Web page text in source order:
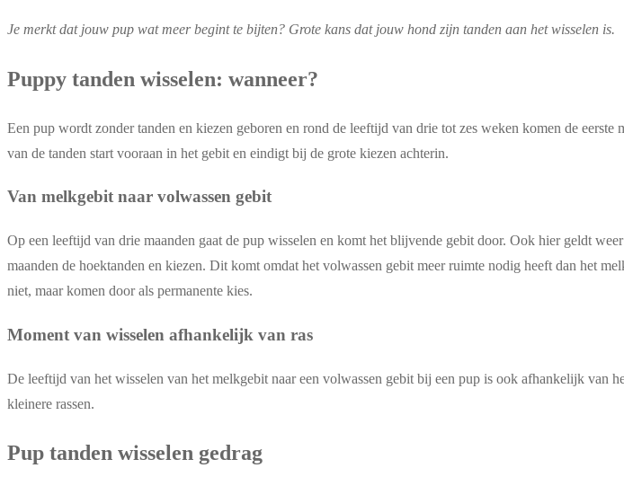
Je merkt dat jouw pup wat meer begint te bijten? Grote kans dat jouw hond zijn tanden aan het wisselen is.
Puppy tanden wisselen: wanneer?
Een pup wordt zonder tanden en kiezen geboren en rond de leeftijd van drie tot zes weken komen de
van de tanden start vooraan in het gebit en eindigt bij de grote kiezen achterin.
Van melkgebit naar volwassen gebit
Op een leeftijd van drie maanden gaat de pup wisselen en komt het blijvende gebit door. Ook hier geldt
maanden de hoektanden en kiezen. Dit komt omdat het volwassen gebit meer ruimte nodig heeft dan het
niet, maar komen door als permanente kies.
Moment van wisselen afhankelijk van ras
De leeftijd van het wisselen van het melkgebit naar een volwassen gebit bij een pup is ook afhankelijk van
kleinere rassen.
Pup tanden wisselen gedrag